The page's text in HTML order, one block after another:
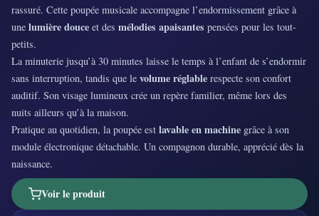
rassuré. Cette poupée musicale accompagne l’endormissement grâce à
une lumière douce et des mélodies apaisantes pensées pour les tout-
petits.
La minuterie jusqu’à 30 minutes laisse le temps à l’enfant de s’endormir
sans interruption, tandis que le volume réglable respecte son confort
auditif. Son visage lumineux crée un repère familier, même lors des
nuits ailleurs qu’à la maison.
Pratique au quotidien, la poupée est lavable en machine grâce à son
module électronique détachable. Un compagnon durable, apprécié dès la
naissance.
Voir le produit